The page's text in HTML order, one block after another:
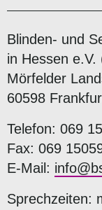
Blinden- und
in Hessen e.V.
Mörfelder
60598
Telefon: 069
Fax: 069
E-Mail:
Sprechzeiten: